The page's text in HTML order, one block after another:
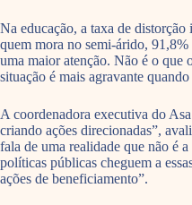
Na educação, a taxa de
quem mora no semi-árido, 91,8%
uma maior atenção. Não é o que
situação é mais agravante
A coordenadora executiva do
criando ações direcionadas”,
fala de uma realidade que não é
políticas públicas cheguem a
ações de beneficiamento”.